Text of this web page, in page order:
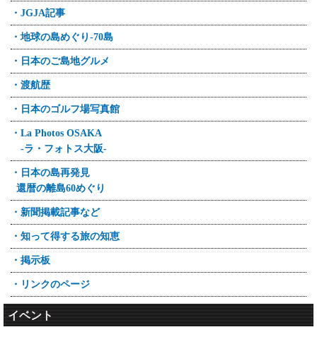
・JGJA記事
・地球の島めぐり-70島
・日本のご島地グルメ
・渡航歴
・日本のゴルフ場写真館
・La Photos OSAKA
-ラ・フォトス大阪-
・日本の島再発見
還暦の離島60めぐり
・新聞掲載記事など
・知って得する旅の知恵
・掲示板
・リンクのページ
イベント